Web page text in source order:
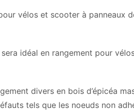
vélos et scooter à panneaux
idéal en rangement pour
divers en bois d’épicéa
tels que les noeuds non